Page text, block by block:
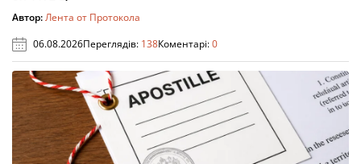
Автор:Лента от Протокола
06.08.2026Переглядів: 138Коментарі:0